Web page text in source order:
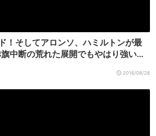
！そしてアロンソ、ハミルトンが最
中断の荒れた展開でもやはり強い…
2016/08/28